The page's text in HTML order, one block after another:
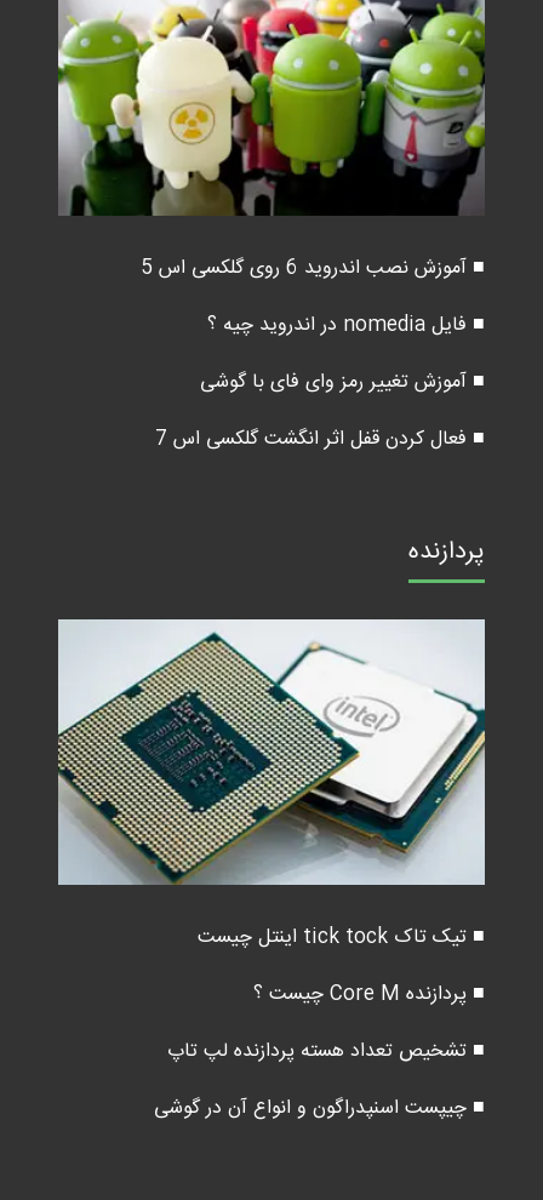
■ آموزش نصب اندروید 6 روی گلکسی اس 5
■ فایل nomedia در اندروید چیه ؟
■ آموزش تغییر رمز وای فای با گوشی
■ فعال کردن قفل اثر انگشت گلکسی اس 7
پردازنده
■ تیک تاک tick tock اینتل چیست
■ پردازنده Core M چیست ؟
■ تشخیص تعداد هسته پردازنده لپ تاپ
■ چیپست اسنپدراگون و انواع آن در گوشی